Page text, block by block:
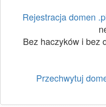
Rejestracja domen
Bez haczyków i bez
Przechwytuj